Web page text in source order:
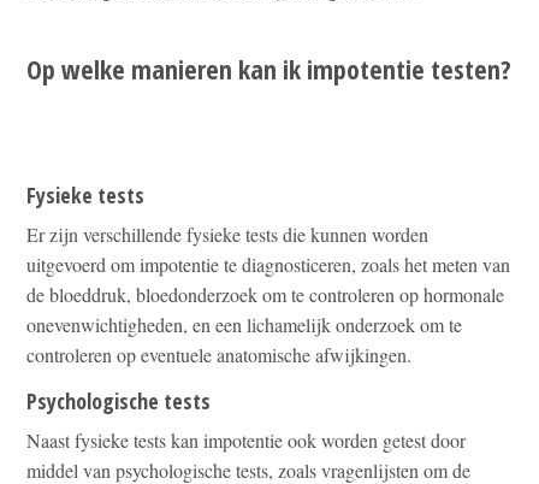
Op welke manieren kan ik impotentie testen?
Fysieke tests
Er zijn verschillende fysieke tests die kunnen worden
uitgevoerd om impotentie te diagnosticeren, zoals het meten van
de bloeddruk, bloedonderzoek om te controleren op hormonale
onevenwichtigheden, en een lichamelijk onderzoek om te
controleren op eventuele anatomische afwijkingen.
Psychologische tests
Naast fysieke tests kan impotentie ook worden getest door
middel van psychologische tests, zoals vragenlijsten om de